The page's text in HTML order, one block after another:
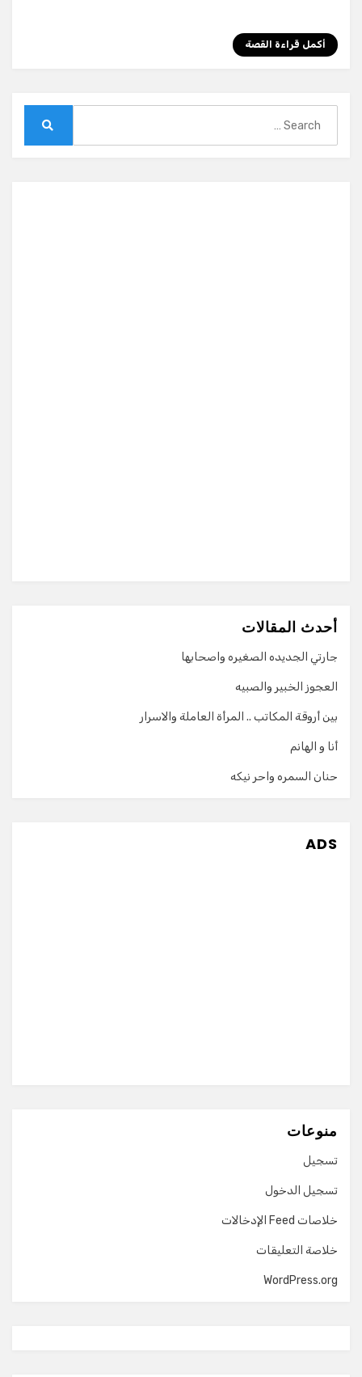
أكمل قراءة القصة
أحدث المقالات
جارتي الجديده الصغيره واصحابها
العجوز الخبير والصبيه
بين أروقة المكاتب .. المرأة العاملة والاسرار
أنا و الهانم
حنان السمره واحر نيكه
ADS
منوعات
تسجيل
تسجيل الدخول
خلاصات Feed الإدخالات
خلاصة التعليقات
WordPress.org